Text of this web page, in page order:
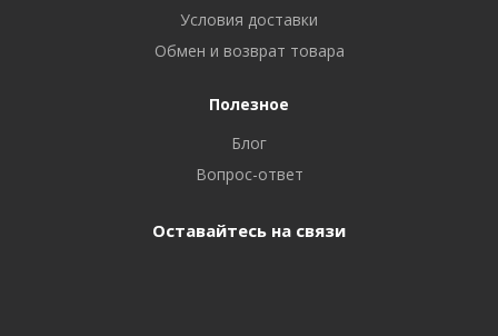
Условия доставки
Обмен и возврат товара
Полезное
Блог
Вопрос-ответ
Оставайтесь на связи